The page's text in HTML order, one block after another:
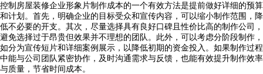
控制房屋装修企业形象片制作成本的一个有效方法是提前做好详细的预算
和计划。首先，明确企业的目标受众和宣传内容，可以缩小制作范围，降
低不必要的开支。其次，尽量选择具有良好口碑且性价比高的制作公司，
避免选择过于昂贵但效果并不理想的团队。此外，可以考虑分阶段制作，
如分为宣传短片和详细案例展示，以降低初期的资金投入。如果制作过程
中能与公司团队紧密协作，及时沟通需求与反馈，也能有效提升制作效率
与质量，节省时间成本。